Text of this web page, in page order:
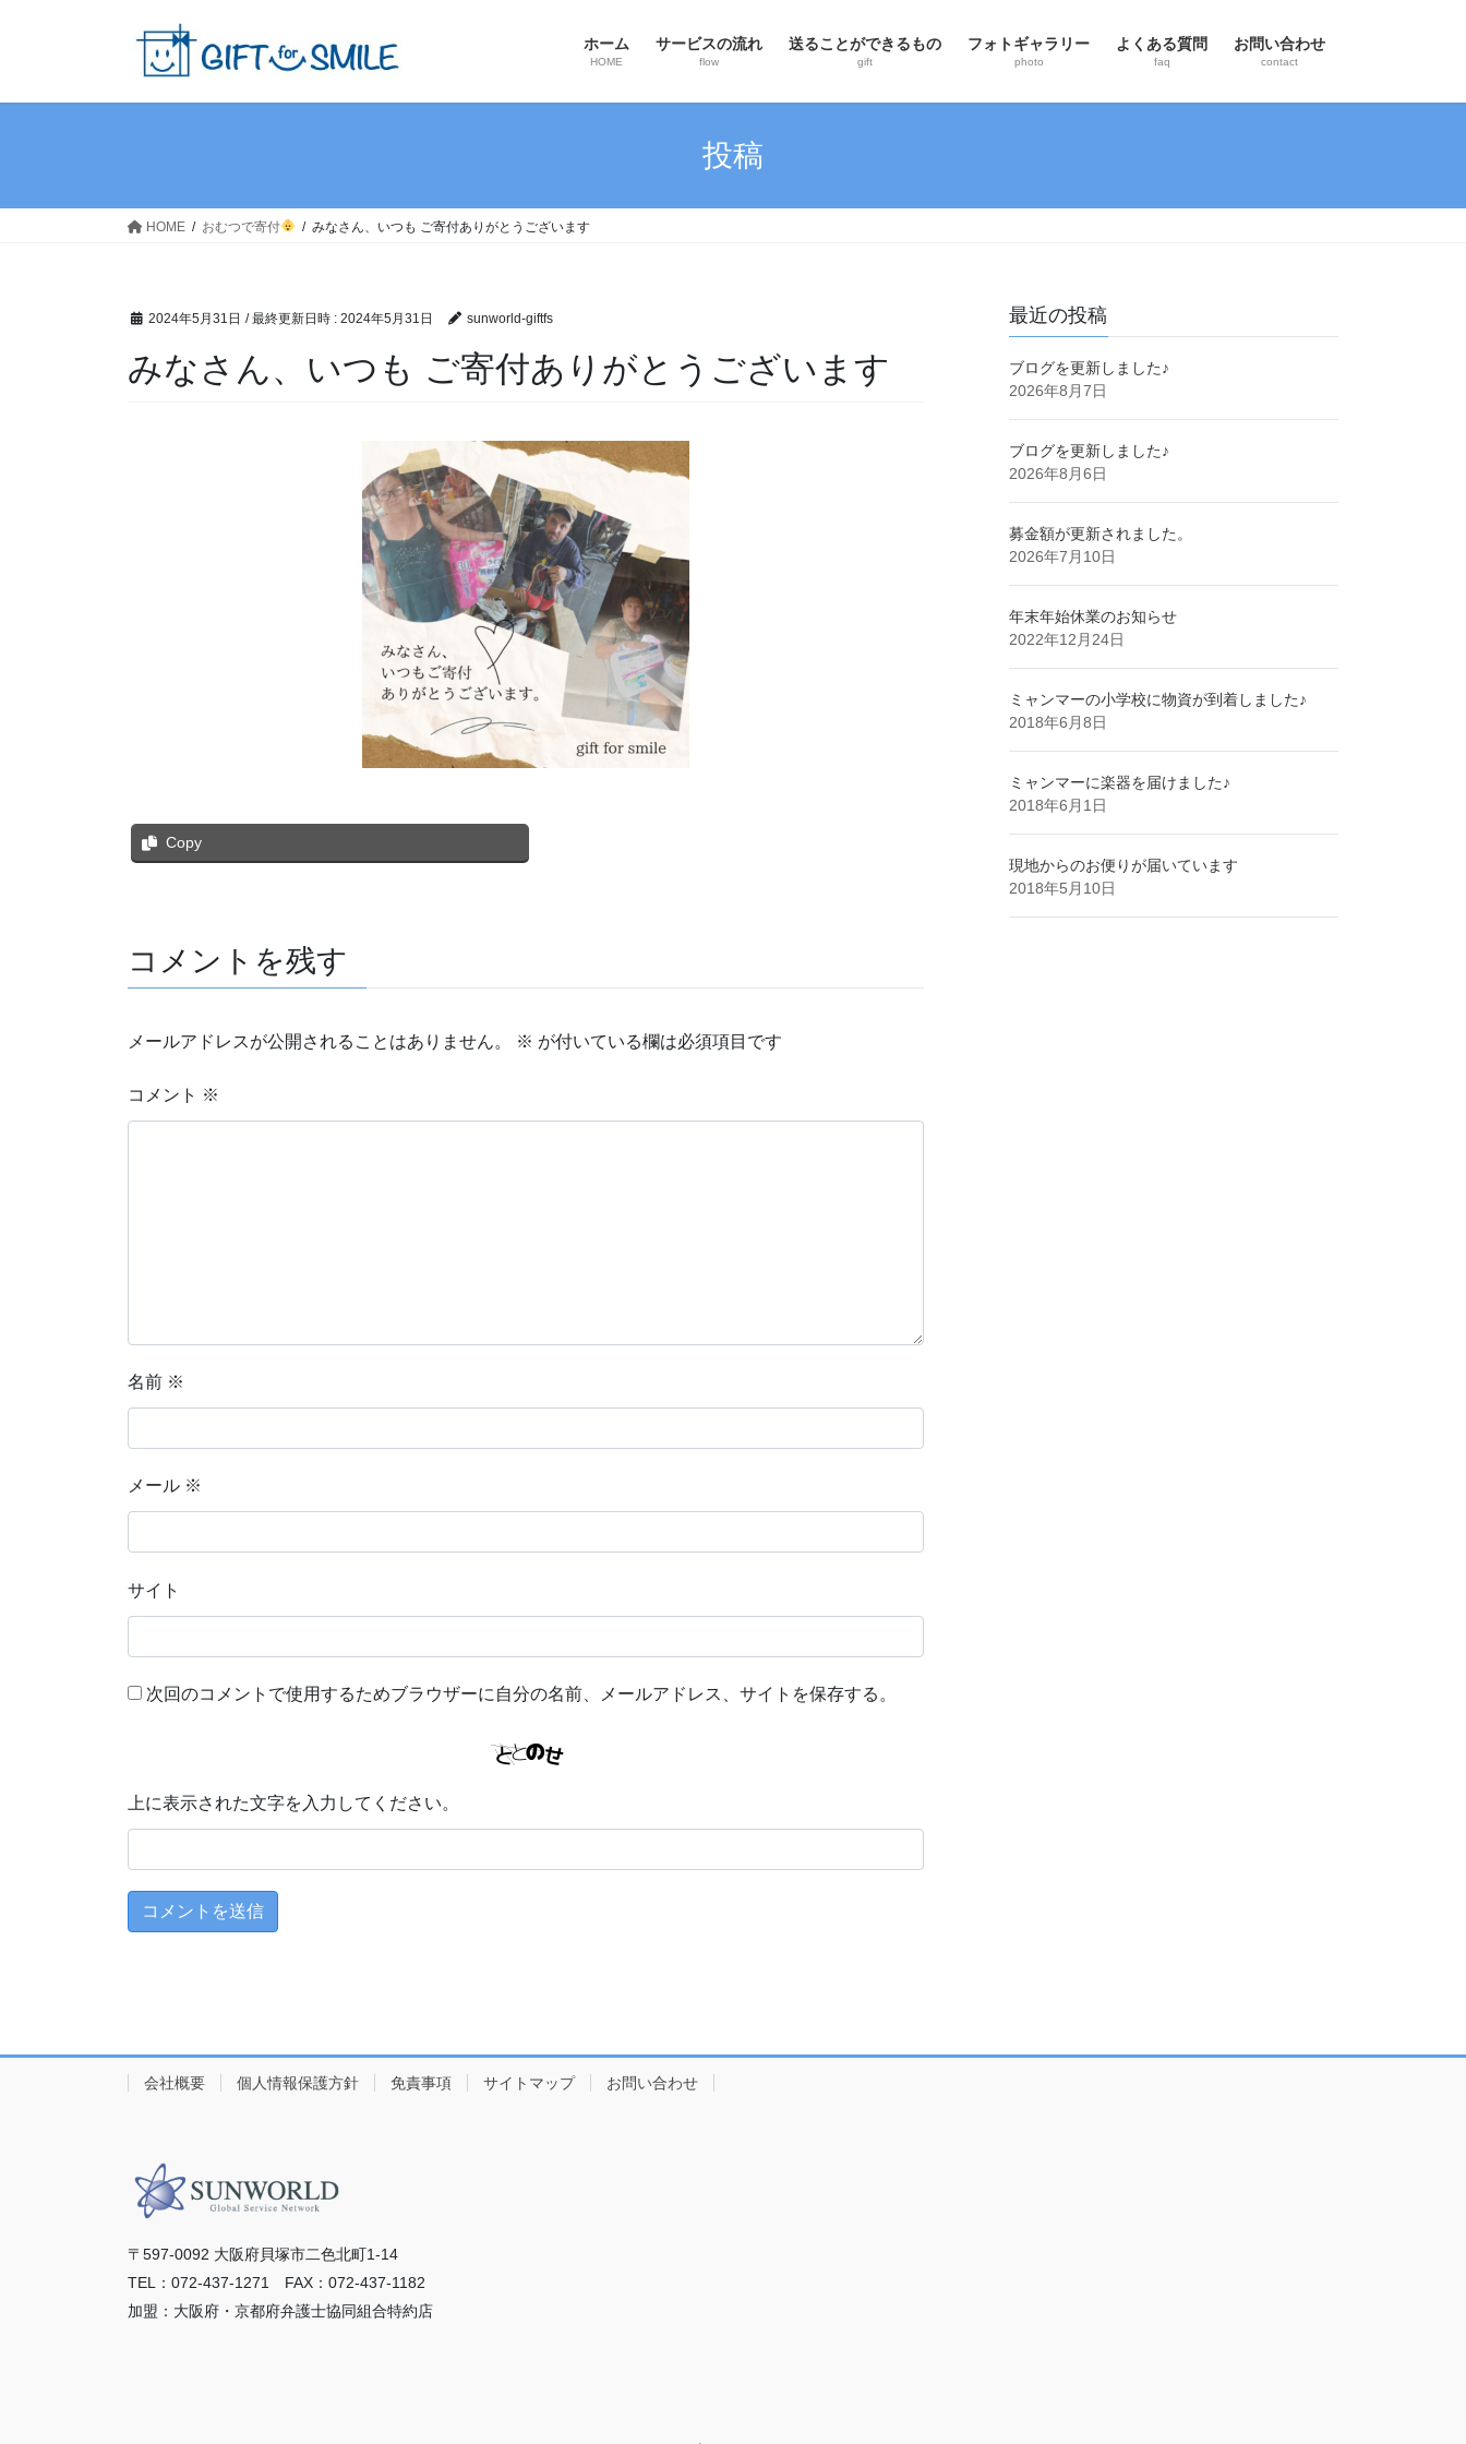
ホーム
HOME
サービスの流れ
flow
送ることができるもの
gift
フォトギャラリー
photo
よくある質問
faq
お問い合わせ
contact
投稿
HOME おむつで寄付 みなさん、いつも ご寄付ありがとうございます
2024年5月31日 / 最終更新日時 : 2024年5月31日 sunworld-giftfs
みなさん、いつも ご寄付ありがとうございます
Copy
コメントを残す
メールアドレスが公開されることはありません。 ※ が付いている欄は必須項目です
コメント ※
名前 ※
メール ※
サイト
次回のコメントで使用するためブラウザーに自分の名前、メールアドレス、サイトを保存する。
上に表示された文字を入力してください。
最近の投稿
ブログを更新しました♪
2026年8月7日
ブログを更新しました♪
2026年8月6日
募金額が更新されました。
2026年7月10日
年末年始休業のお知らせ
2022年12月24日
ミャンマーの小学校に物資が到着しました♪
2018年6月8日
ミャンマーに楽器を届けました♪
2018年6月1日
現地からのお便りが届いています
2018年5月10日
会社概要 個人情報保護方針 免責事項 サイトマップ お問い合わせ
〒597-0092 ⼤阪府⾙塚市⼆⾊北町1-14
TEL：072-437-1271 FAX：072-437-1182
加盟：⼤阪府・京都府弁護⼠協同組合特約店